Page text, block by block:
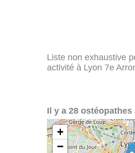
Liste non exhaustive
activité à Lyon 7e
Il y a 28
+
−